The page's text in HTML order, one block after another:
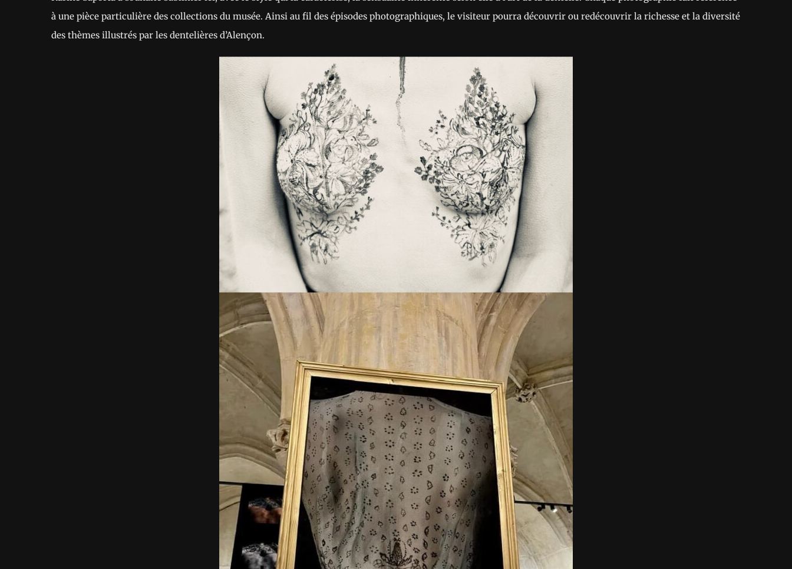
à une pièce particulière des collections du musée. Ainsi au fil des épisodes photographiques, le visiteur pourra découvrir ou redécouvrir la richesse et la diversité
des thèmes illustrés par les dentelières d’Alençon.